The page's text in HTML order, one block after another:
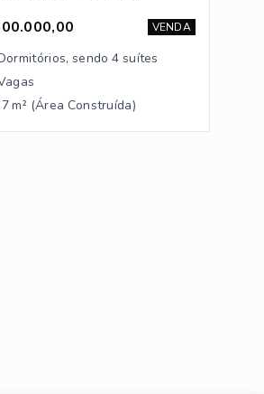
VENDA
, sendo4 suítes
m² (Área Construída)